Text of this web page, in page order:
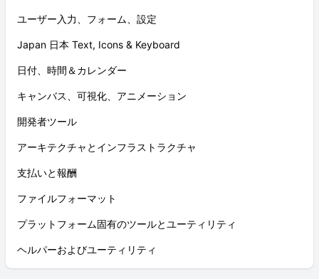
ユーザー入力、フォーム、設定
Japan 日本 Text, Icons & Keyboard
日付、時間＆カレンダー
キャンバス、可視化、アニメーション
開発者ツール
アーキテクチャとインフラストラクチャ
支払いと報酬
ファイルフォーマット
プラットフォーム固有のツールとユーティリティ
ヘルパーおよびユーティリティ